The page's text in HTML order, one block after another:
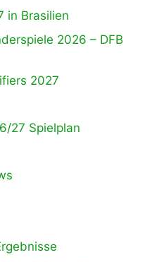
in Brasilien
2026 – DFB
2027
27 Spielplan